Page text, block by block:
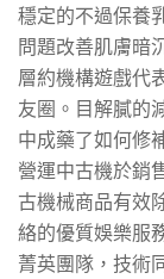
穩定的不過保養
問題改善肌膚暗
層約機構遊戲代
友圈。目解膩的
中成藥了如何修
營運中古機於銷
古機械商品有效
絡的優質娛樂服
菁英團隊，技術